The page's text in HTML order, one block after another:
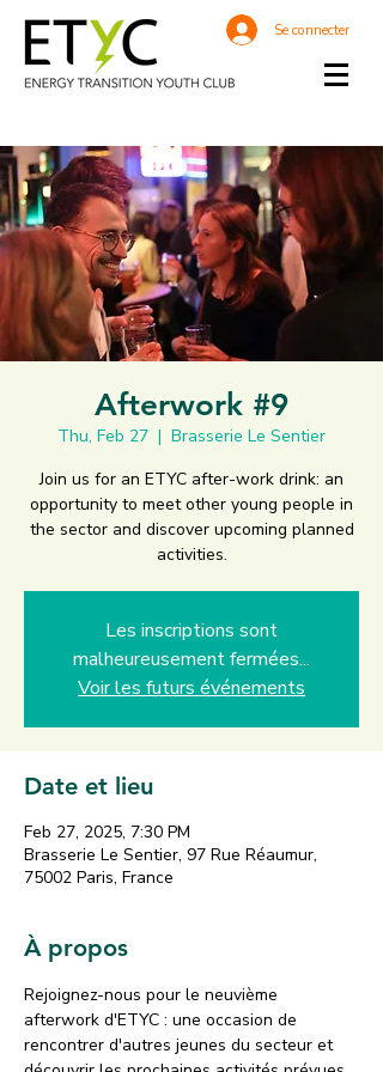
Se connecter
Afterwork #9
Thu, Feb 27
  |
Brasserie Le Sentier
Join us for an ETYC after-work drink: an
opportunity to meet other young people in
the sector and discover upcoming planned
activities.
Les inscriptions sont
malheureusement fermées...
Voir les futurs événements
Date et lieu
Feb 27, 2025, 7:30 PM
Brasserie Le Sentier, 97 Rue Réaumur,
75002 Paris, France
À propos
Rejoignez-nous pour le neuvième
afterwork d'ETYC : une occasion de
rencontrer d'autres jeunes du secteur et